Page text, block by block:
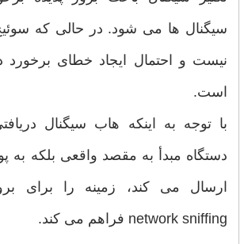
سیگنال ها می شود. در حالی که
نیست و احتمال ایجاد خطای برخورد
است.
با توجه به اینکه هاب سیگنال
دستگاه مبدأ به مقصد واقعی بلکه به
ارسال می کند، زمینه را برای
network sniffing فراهم می کند.